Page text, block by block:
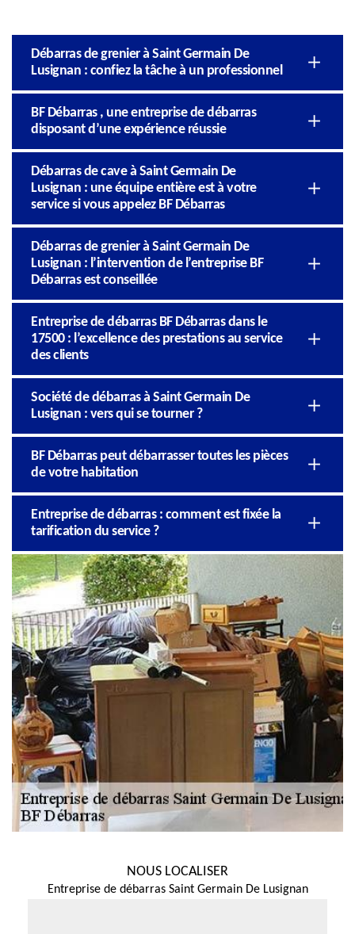
Débarras de grenier à Saint Germain De
Lusignan : confiez la tâche à un professionnel
BF Débarras , une entreprise de débarras
disposant d’une expérience réussie
Débarras de cave à Saint Germain De
Lusignan : une équipe entière est à votre
service si vous appelez BF Débarras
Débarras de grenier à Saint Germain De
Lusignan : l’intervention de l’entreprise BF
Débarras est conseillée
Entreprise de débarras BF Débarras dans le
17500 : l’excellence des prestations au service
des clients
Société de débarras à Saint Germain De
Lusignan : vers qui se tourner ?
BF Débarras peut débarrasser toutes les pièces
de votre habitation
Entreprise de débarras : comment est fixée la
tarification du service ?
NOUS LOCALISER
Entreprise de débarras Saint Germain De Lusignan